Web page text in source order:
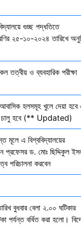
গুচ্ছ পদ্ধতিতে
২৫-১০-২০২৪ তারিখে
তত্বীয় ও ব্যবহারিক পরীক্ষা
হলসমূহ খুলে দেয়া হবে
চালু হবে (** Updated)
মূলে এ বিশ্ববিদ্যালয়ের
প্রফেসর ড. মোঃ ছিদ্দিকুল
পরিচালনা করবেন
বুধবার বেলা ২.০০ ঘটিকার
পর্যন্ত বর্ধিত করা হলো।